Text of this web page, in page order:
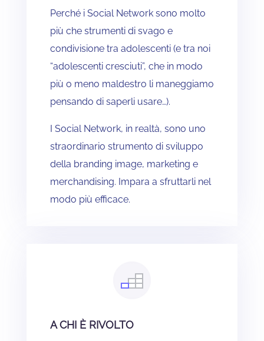
Perché i Social Network sono molto
più che strumenti di svago e
condivisione tra adolescenti (e tra noi
“adolescenti cresciuti”, che in modo
più o meno maldestro li maneggiamo
pensando di saperli usare…).
I Social Network, in realtà, sono uno
straordinario strumento di sviluppo
della branding image, marketing e
merchandising. Impara a sfruttarli nel
modo più efficace.
A CHI È RIVOLTO